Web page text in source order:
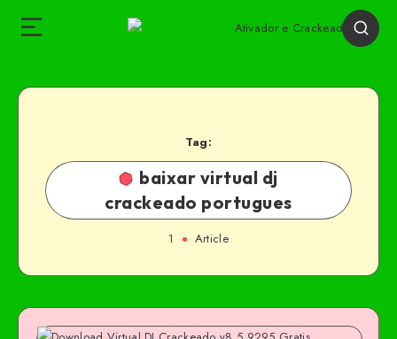
Tag:
baixar virtual dj
crackeado portugues
1 Article